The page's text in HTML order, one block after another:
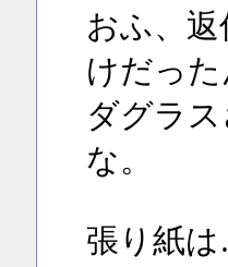
おふ、
けだっ
ダグラ
な。
張り紙